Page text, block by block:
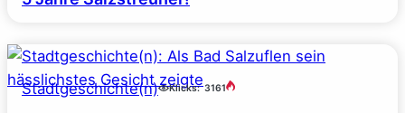
Stadtgeschichte(n) Klicks: 3161